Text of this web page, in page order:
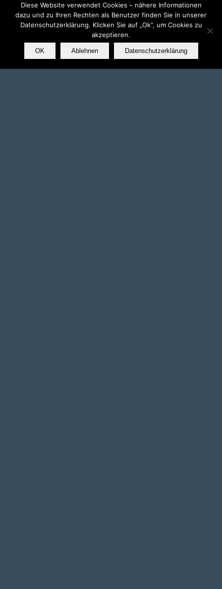
Diese Website verwendet Cookies – nähere Informationen
dazu und zu Ihren Rechten als Benutzer finden Sie in unserer
Datenschutzerklärung. Klicken Sie auf „Ok“, um Cookies zu
akzeptieren.
OK Ablehnen Datenschutzerklärung